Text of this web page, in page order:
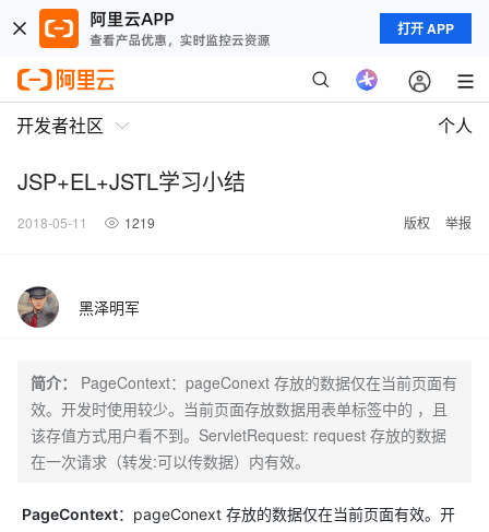
打开 APP
开发者社区 个人
JSP+EL+JSTL学习小结
2018-05-11 1219 版权 举报
黑泽明军
简介：
PageContext：pageConext 存放的数据仅在当前页面有
效。开发时使用较少。当前页面存放数据用表单标签中的 ，且
该存值方式用户看不到。ServletRequest: request 存放的数据
在一次请求（转发:可以传数据）内有效。
PageContext：pageConext 存放的数据仅在当前页面有效。开